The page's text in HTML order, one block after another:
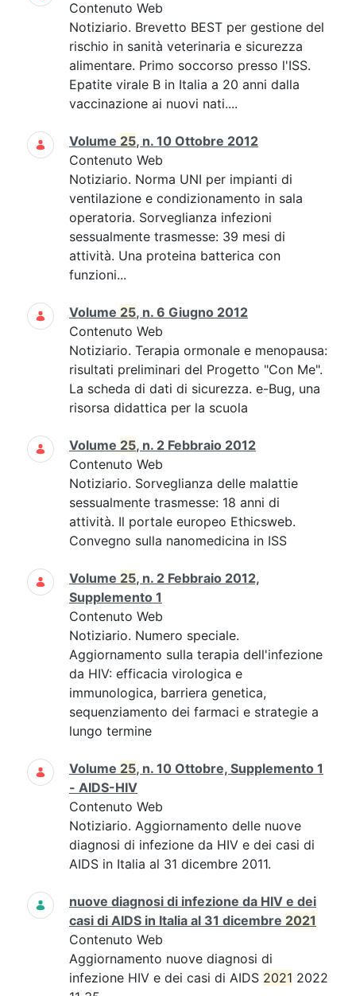
Contenuto Web
Notiziario. Brevetto BEST per gestione del
rischio in sanità veterinaria e sicurezza
alimentare. Primo soccorso presso l'ISS.
Epatite virale B in Italia a 20 anni dalla
vaccinazione ai nuovi nati....
Volume 25, n. 10 Ottobre 2012
Contenuto Web
Notiziario. Norma UNI per impianti di
ventilazione e condizionamento in sala
operatoria. Sorveglianza infezioni
sessualmente trasmesse: 39 mesi di
attività. Una proteina batterica con
funzioni...
Volume 25, n. 6 Giugno 2012
Contenuto Web
Notiziario. Terapia ormonale e menopausa:
risultati preliminari del Progetto "Con Me".
La scheda di dati di sicurezza. e-Bug, una
risorsa didattica per la scuola
Volume 25, n. 2 Febbraio 2012
Contenuto Web
Notiziario. Sorveglianza delle malattie
sessualmente trasmesse: 18 anni di
attività. Il portale europeo Ethicsweb.
Convegno sulla nanomedicina in ISS
Volume 25, n. 2 Febbraio 2012,
Supplemento 1
Contenuto Web
Notiziario. Numero speciale.
Aggiornamento sulla terapia dell'infezione
da HIV: efficacia virologica e
immunologica, barriera genetica,
sequenziamento dei farmaci e strategie a
lungo termine
Volume 25, n. 10 Ottobre, Supplemento 1
- AIDS-HIV
Contenuto Web
Notiziario. Aggiornamento delle nuove
diagnosi di infezione da HIV e dei casi di
AIDS in Italia al 31 dicembre 2011.
nuove diagnosi di infezione da HIV e dei
casi di AIDS in Italia al 31 dicembre 2021
Contenuto Web
Aggiornamento nuove diagnosi di
infezione HIV e dei casi di AIDS 2021 2022